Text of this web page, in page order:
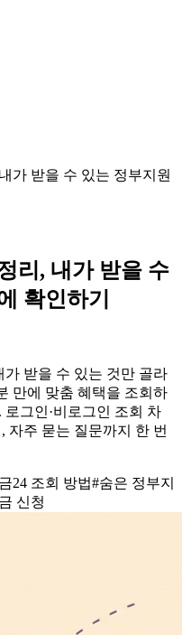
가 받을 수 있는 정부지원
리, 내가 받을 수
확인하기
받을 수 있는 것만 골라
만에 맞춤 혜택을 조회하
그인·비로그인 조회 차
자주 묻는 질문까지 한 번
24 조회 방법#숨은 정부지
신청